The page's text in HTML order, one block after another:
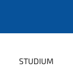
STUDIUM